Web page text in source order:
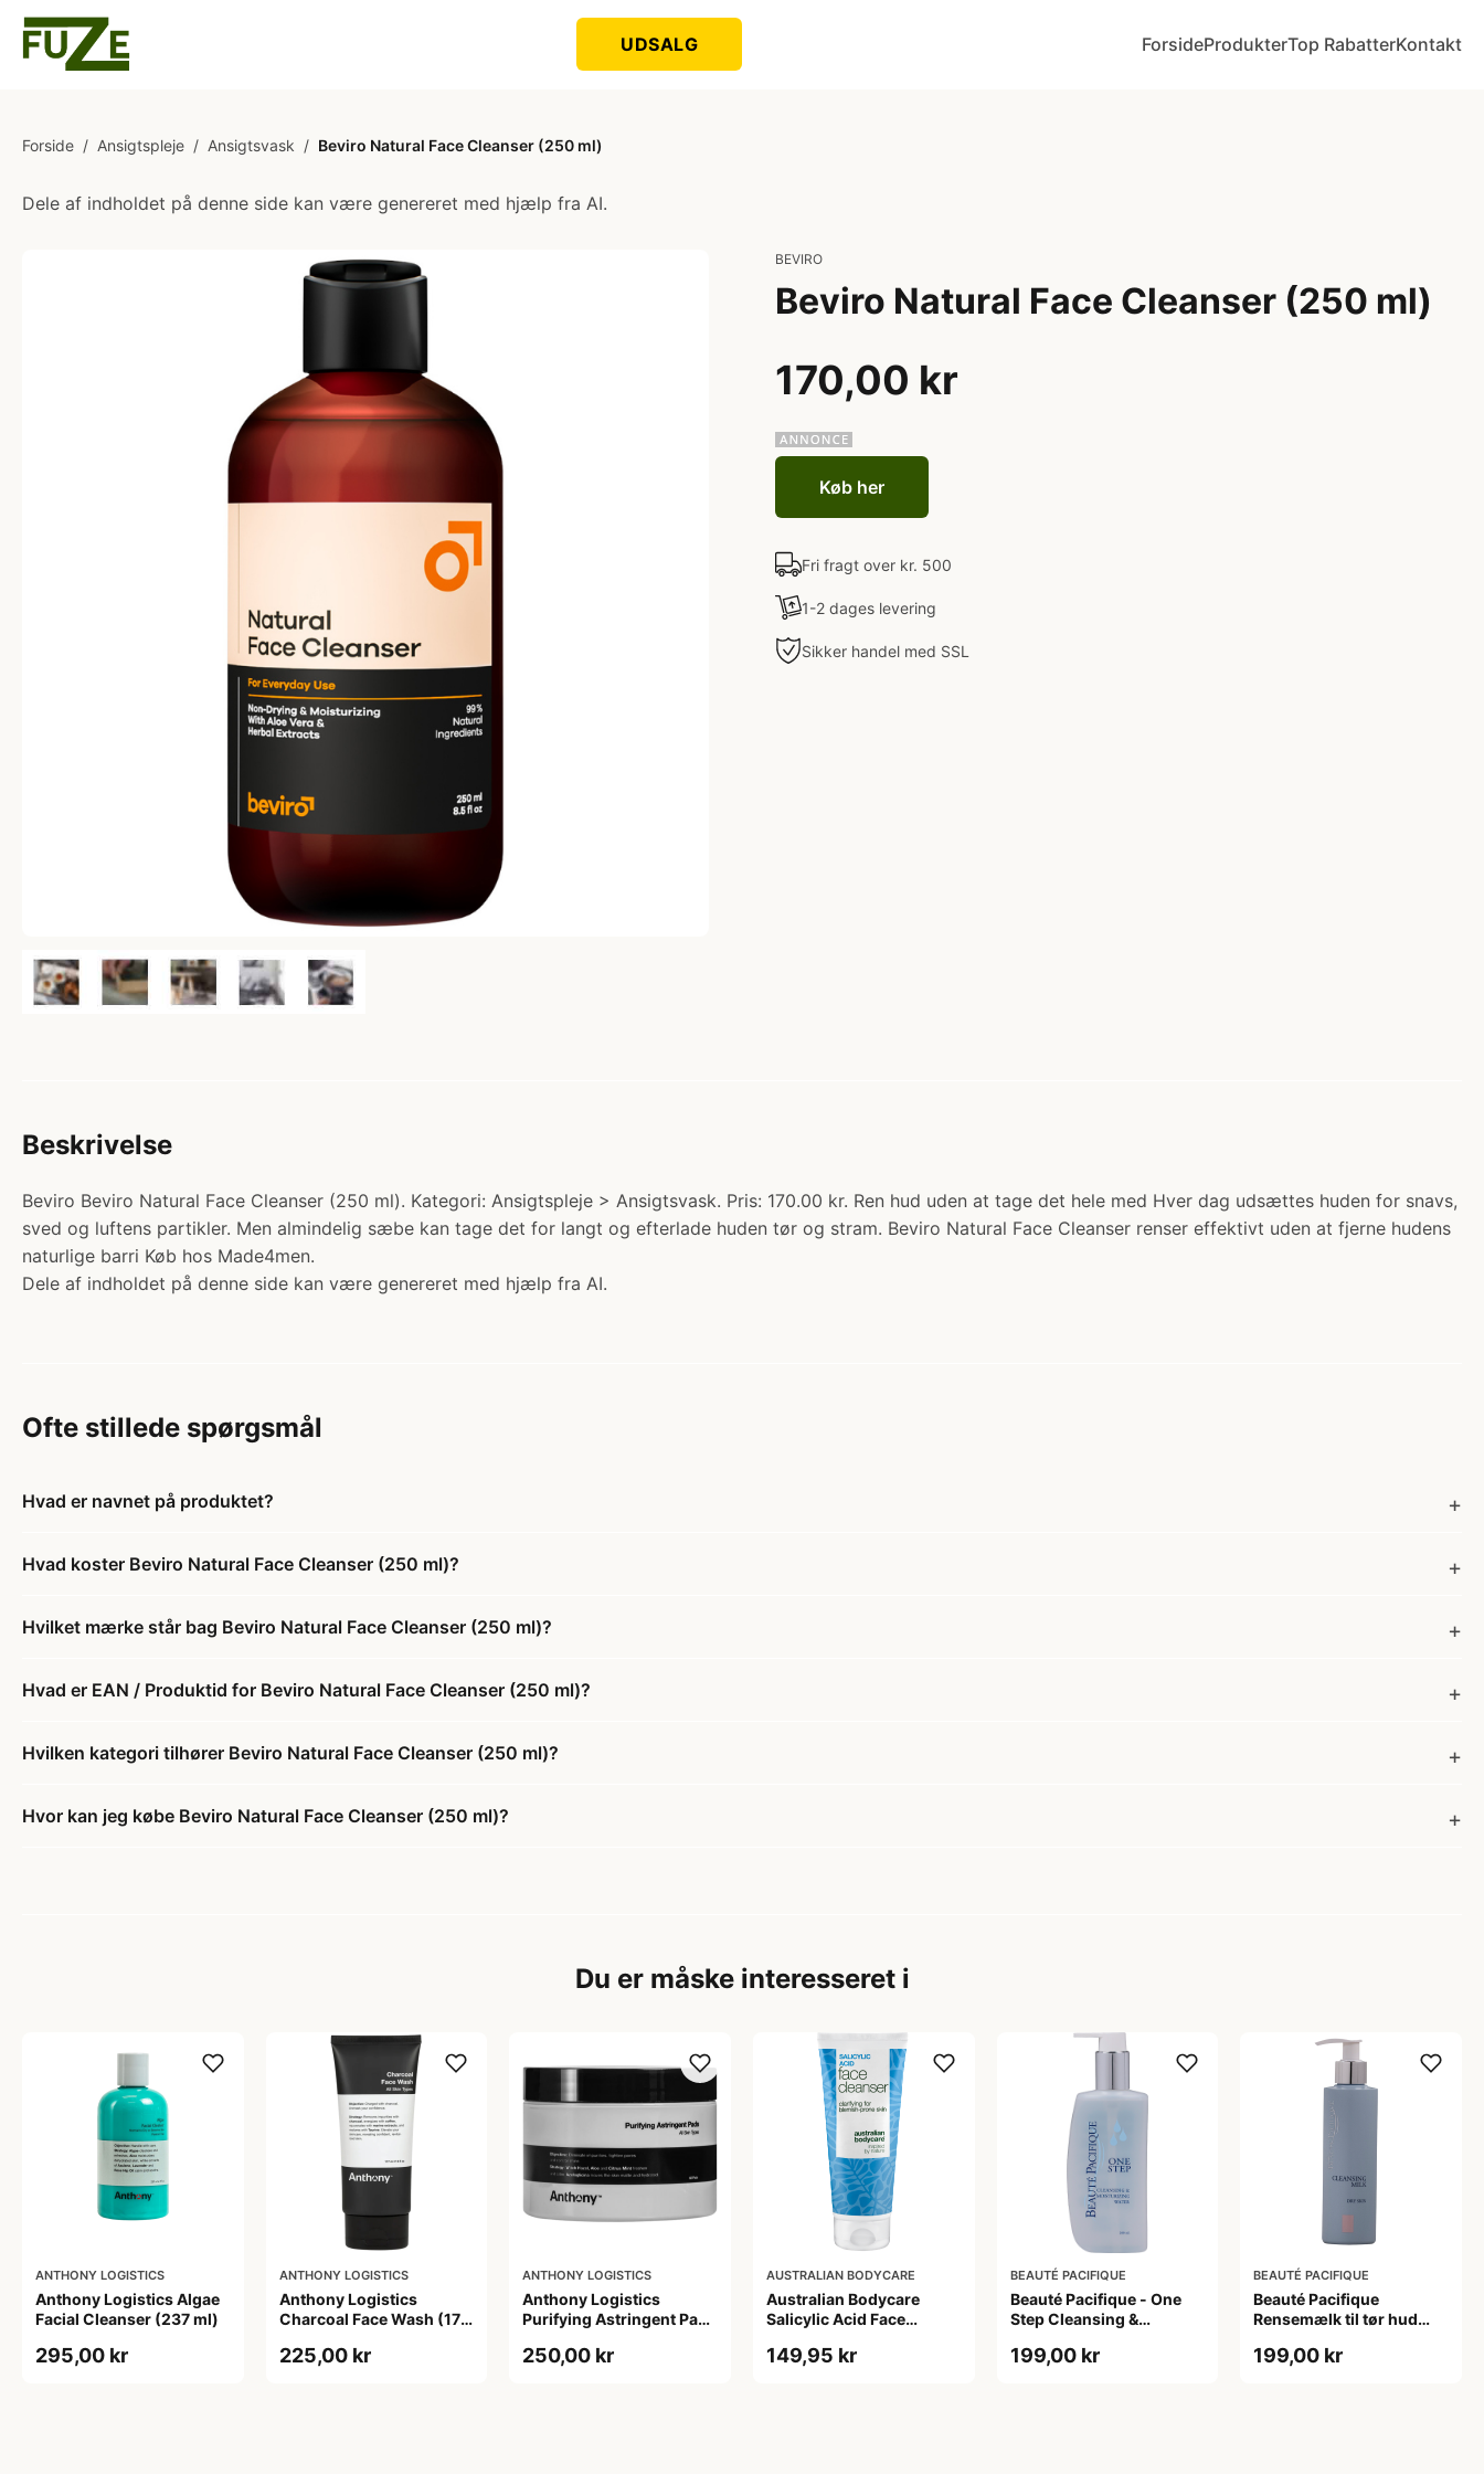
UDSALG ForsideProdukterTop RabatterKontakt
Forside / Ansigtspleje / Ansigtsvask / Beviro Natural Face Cleanser (250 ml)
Dele af indholdet på denne side kan være genereret med hjælp fra AI.
BEVIRO
Beviro Natural Face Cleanser (250 ml)
170,00 kr
Køb her
Fri fragt over kr. 500
1-2 dages levering
Sikker handel med SSL
Beskrivelse
Beviro Beviro Natural Face Cleanser (250 ml). Kategori: Ansigtspleje > Ansigtsvask. Pris: 170.00 kr. Ren hud uden at tage det hele med Hver dag udsættes huden for snavs,
sved og luftens partikler. Men almindelig sæbe kan tage det for langt og efterlade huden tør og stram. Beviro Natural Face Cleanser renser effektivt uden at fjerne hudens
naturlige barri Køb hos Made4men.
Dele af indholdet på denne side kan være genereret med hjælp fra AI.
Ofte stillede spørgsmål
Hvad er navnet på produktet?
Hvad koster Beviro Natural Face Cleanser (250 ml)?
Hvilket mærke står bag Beviro Natural Face Cleanser (250 ml)?
Hvad er EAN / Produktid for Beviro Natural Face Cleanser (250 ml)?
Hvilken kategori tilhører Beviro Natural Face Cleanser (250 ml)?
Hvor kan jeg købe Beviro Natural Face Cleanser (250 ml)?
Du er måske interesseret i
ANTHONY LOGISTICS
Anthony Logistics Algae
Facial Cleanser (237 ml)
295,00 kr
ANTHONY LOGISTICS
Anthony Logistics
Charcoal Face Wash (177
225,00 kr
ANTHONY LOGISTICS
Anthony Logistics
Purifying Astringent Pads
250,00 kr
AUSTRALIAN BODYCARE
Australian Bodycare
Salicylic Acid Face
149,95 kr
BEAUTÉ PACIFIQUE
Beauté Pacifique - One
Step Cleansing &
ml)
199,00 kr
BEAUTÉ PACIFIQUE
Beauté Pacifique
Rensemælk til tør hud
199,00 kr